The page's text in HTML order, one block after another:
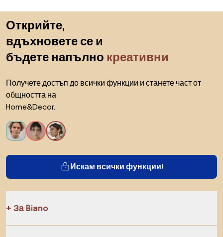
Открийте,
вдъхновете се и
бъдете напълно креативни
Получете достъп до всички функции и станете част от
общността на
Home&Decor.
Искам всички функции!
За Biano